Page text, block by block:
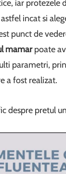
iar protezele
incat si
punct de
mamarpoate
parametri,
a fost realizat.
despre pretul